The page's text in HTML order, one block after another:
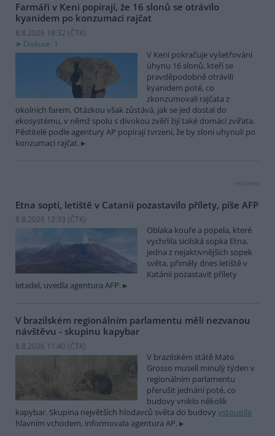
Farmáři v Keni popírají, že 16 slonů se otrávilo
kyanidem po konzumaci rajčat
8.8.2026 18:32 (ČTK)
Diskuse: 1
V Keni pokračuje vyšetřování
úhynu 16 slonů, kteří se
pravděpodobně otrávili
kyanidem poté, co
zkonzumovali rajčata z
okolních farem. Otázkou však zůstává, jak se jed dostal do
ekosystému, v němž spolu s divokou zvěří žijí také domácí zvířata.
Pěstitelé podle agentury AP popírají tvrzení, že by sloni uhynuli po
konzumaci rajčat.
reklama
Etna soptí, letiště v Catanii pozastavilo přílety, píše AFP
8.8.2026 12:33 (ČTK)
Oblaka kouře a popela, které
vychrlila sicilská sopka Etna,
jedna z nejaktivnějších sopek
světa, přiměly dnes letiště v
Katánii pozastavit přílety
letadel, uvedla agentura AFP.
V brazilském regionálním parlamentu měli nezvanou
návštěvu - skupinu kapybar
8.8.2026 11:40 (ČTK)
V brazilském státě Mato
Grosso museli minulý týden v
regionálním parlamentu
přerušit jednání poté, co
budovy vniklo několik
kapybar. Skupina největších hlodavců světa do budovy vstoupila
hlavním vchodem, informovala agentura AP.